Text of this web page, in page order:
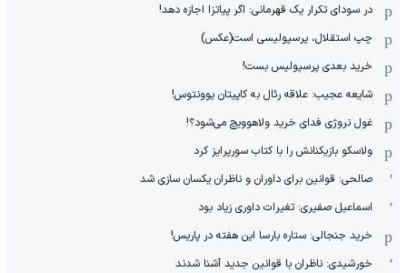
در سودای تکرار یک قهرمانی: اگر پیاتزا اجازه دهد!
چپ استقلال، پرسپولیسی است(عکس)
خرید بعدی پرسپولیس بست!
شایعه عجیب: علاقه رئال به کاپیتان یوونتوس!
غول نروژی فدای خرید ولاهوویچ می‌شود؟!
ولاسکو بازیکنانش را با کتاب سورپرایز کرد
صالحی: قوانین برای داوران و ناظران یکسان سازی شد
اسماعیل صفیری: تغیرات داوری زیاد بود
خرید جنجالی: ستاره بارسا این هفته در پاریس!
خورشیدی: ناظران با قوانین جدید آشنا شدند